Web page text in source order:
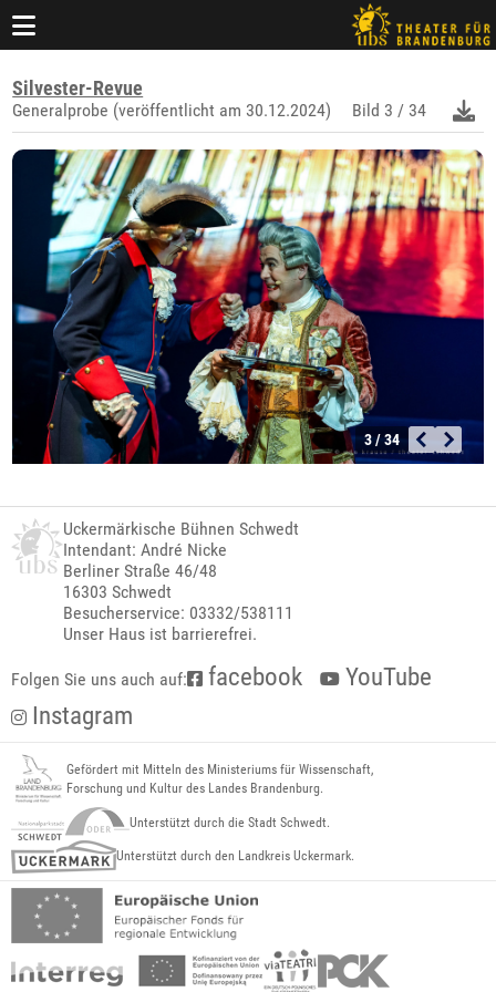
Silvester-Revue
Generalprobe (veröffentlicht am 30.12.2024) Bild 3 / 34
3 / 34
Uckermärkische Bühnen Schwedt
Intendant: André Nicke
Berliner Straße 46/48
16303 Schwedt
Besucherservice: 03332/538111
Unser Haus ist barrierefrei.
Folgen Sie uns auch auf: facebook
YouTube
Instagram
Gefördert mit Mitteln des Ministeriums für Wissenschaft,
Forschung und Kultur des Landes Brandenburg.
Unterstützt durch die Stadt Schwedt.
Unterstützt durch den Landkreis Uckermark.